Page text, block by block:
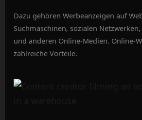
Dazu gehören Werbeanzeigen auf
Suchmaschinen, sozialen
und anderen Online-Medien. Online-
zahlreiche Vorteile.